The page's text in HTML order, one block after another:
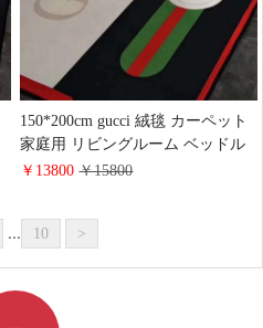
150*200cm gucci 絨毯 カーペット
家庭用 リビングルーム ベッドル
ームマット ファッション ヨガマ
人気 インテリア
￥13800￥15800
... 10 >